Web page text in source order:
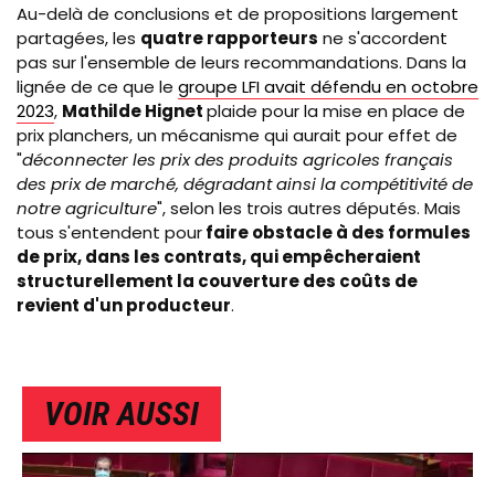
Au-delà de conclusions et de propositions largement
partagées, les quatre rapporteurs ne s'accordent
pas sur l'ensemble de leurs recommandations. Dans la
lignée de ce que le groupe LFI avait défendu en octobre
2023, Mathilde Hignetplaide pour la mise en place de
prix planchers, un mécanisme qui aurait pour effet de
"déconnecter les prix des produits agricoles français
des prix de marché, dégradant ainsi la compétitivité de
notre agriculture", selon les trois autres députés. Mais
tous s'entendent pourfaire obstacle à des formules
de prix, dans les contrats, qui empêcheraient
structurellement la couverture des coûts de
revient d'un producteur.
VOIR AUSSI